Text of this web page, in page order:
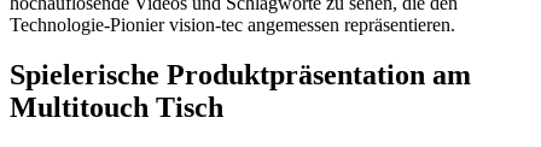
Technologie-Pionier vision-tec angemessen repräsentieren.
Spielerische Produktpräsentation am
Multitouch Tisch